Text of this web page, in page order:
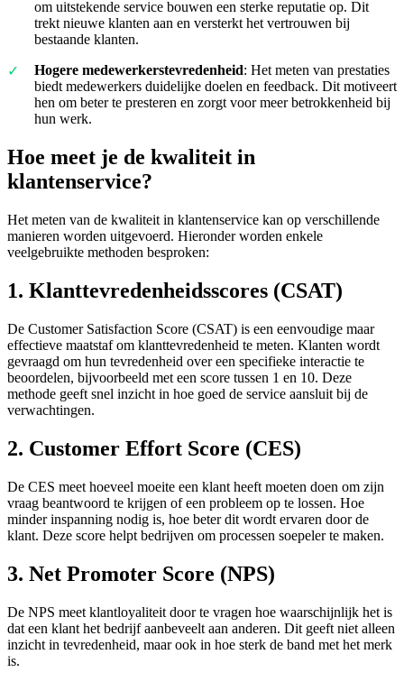
om uitstekende service bouwen een sterke reputatie op. Dit
trekt nieuwe klanten aan en versterkt het vertrouwen bij
bestaande klanten.
Hogere medewerkerstevredenheid: Het meten van prestaties
biedt medewerkers duidelijke doelen en feedback. Dit motiveert
hen om beter te presteren en zorgt voor meer betrokkenheid bij
hun werk.
Hoe meet je de kwaliteit in
klantenservice?
Het meten van de kwaliteit in klantenservice kan op verschillende
manieren worden uitgevoerd. Hieronder worden enkele
veelgebruikte methoden besproken:
1. Klanttevredenheidsscores (CSAT)
De Customer Satisfaction Score (CSAT) is een eenvoudige maar
effectieve maatstaf om klanttevredenheid te meten. Klanten wordt
gevraagd om hun tevredenheid over een specifieke interactie te
beoordelen, bijvoorbeeld met een score tussen 1 en 10. Deze
methode geeft snel inzicht in hoe goed de service aansluit bij de
verwachtingen.
2. Customer Effort Score (CES)
De CES meet hoeveel moeite een klant heeft moeten doen om zijn
vraag beantwoord te krijgen of een probleem op te lossen. Hoe
minder inspanning nodig is, hoe beter dit wordt ervaren door de
klant. Deze score helpt bedrijven om processen soepeler te maken.
3. Net Promoter Score (NPS)
De NPS meet klantloyaliteit door te vragen hoe waarschijnlijk het is
dat een klant het bedrijf aanbeveelt aan anderen. Dit geeft niet alleen
inzicht in tevredenheid, maar ook in hoe sterk de band met het merk
is.